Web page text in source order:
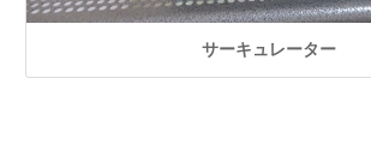
サーキュレーター